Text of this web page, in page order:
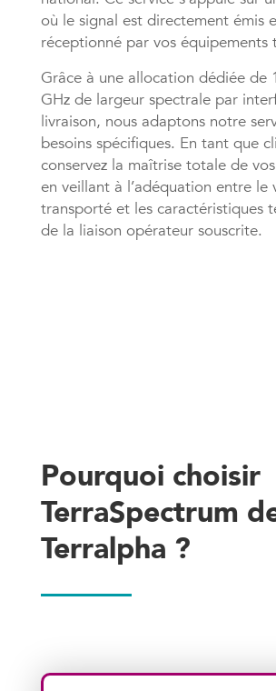
où le signal est directement émis
réceptionné par vos équipements
Grâce à une allocation dédiée de
GHz de largeur spectrale par
livraison, nous adaptons notre
besoins spécifiques. En tant que
conservez la maîtrise totale de
en veillant à l’adéquation entre le
transporté et les caractéristiques
de la liaison opérateur souscrite.
Pourquoi choisir
TerraSpectrum
Terralpha ?